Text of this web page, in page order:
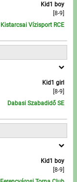
Kid1 boy
[8-9]
Kistarcsai Vízisport RCE
Kid1 girl
[8-9]
Dabasi Szabadidő SE
Kid1 boy
[8-9]